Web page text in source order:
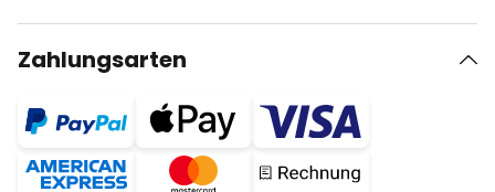
Zahlungsarten